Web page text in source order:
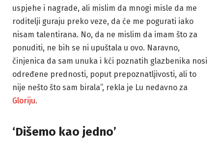
uspjehe i nagrade, ali mislim da mnogi misle da me
roditelji guraju preko veze, da će me pogurati iako
nisam talentirana. No, da ne mislim da imam što za
ponuditi, ne bih se ni upuštala u ovo. Naravno,
činjenica da sam unuka i kći poznatih glazbenika nosi
određene prednosti, poput prepoznatljivosti, ali to
nije nešto što sam birala”, rekla je Lu nedavno za
Gloriju.
‘Dišemo kao jedno’